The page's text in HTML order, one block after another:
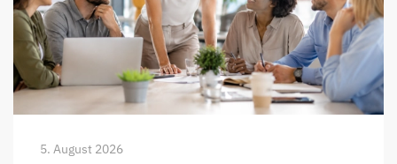
5. August 2026